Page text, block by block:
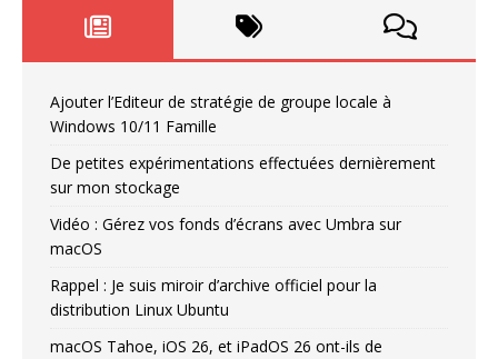
Ajouter l’Editeur de stratégie de groupe locale à
Windows 10/11 Famille
De petites expérimentations effectuées dernièrement
sur mon stockage
Vidéo : Gérez vos fonds d’écrans avec Umbra sur
macOS
Rappel : Je suis miroir d’archive officiel pour la
distribution Linux Ubuntu
macOS Tahoe, iOS 26, et iPadOS 26 ont-ils de